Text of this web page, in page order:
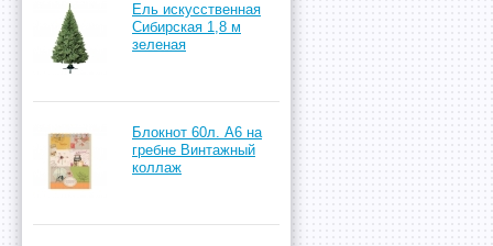
Ель искусственная
Сибирская 1,8 м
зеленая
Блокнот 60л. А6 на
гребне Винтажный
коллаж